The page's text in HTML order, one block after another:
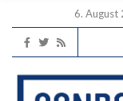
6. August